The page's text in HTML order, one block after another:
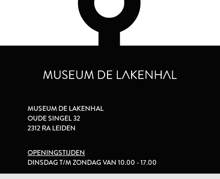
MUSEUM DE LAKENHAL
OUDE SINGEL 32
2312 RA LEIDEN
OPENINGSTIJDEN
DINSDAG T/M ZONDAG VAN 10.00 - 17.00